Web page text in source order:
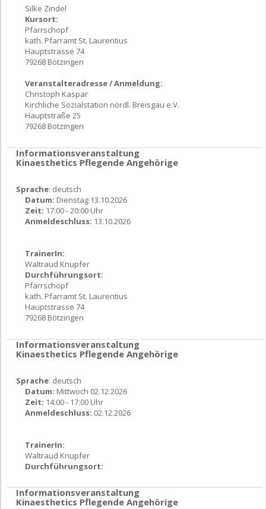
Silke Zindel
Kursort:
Pfarrschopf
kath. Pfarramt St. Laurentius
Hauptstrasse 74
79268 Bötzingen
Veranstalteradresse / Anmeldung:
Christoph Kaspar
Kirchliche Sozialstation nördl. Breisgau e.V.
Hauptstraße 25
79268 Bötzingen
Informationsveranstaltung
Kinaesthetics Pflegende Angehörige
Sprache: deutsch
Datum: Dienstag 13.10.2026
Zeit: 17:00 - 20:00 Uhr
Anmeldeschluss: 13.10.2026
TrainerIn:
Waltraud Knupfer
Durchführungsort:
Pfarrschopf
kath. Pfarramt St. Laurentius
Hauptstrasse 74
79268 Bötzingen
Informationsveranstaltung
Kinaesthetics Pflegende Angehörige
Sprache: deutsch
Datum: Mittwoch 02.12.2026
Zeit: 14:00 - 17:00 Uhr
Anmeldeschluss: 02.12.2026
TrainerIn:
Waltraud Knupfer
Durchführungsort:
Informationsveranstaltung
Kinaesthetics Pflegende Angehörige